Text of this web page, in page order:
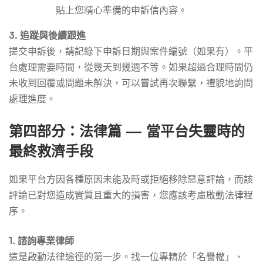
貼上您精心準備的申訴信內容。
3. 追蹤與後續跟進
提交申訴後，請記錄下申訴日期與案件編號（如果有）。平
台處理需要時間，從幾天到幾週不等。如果超過合理時間仍
未收到回覆或問題未解決，可以嘗試再次聯繫，禮貌地詢問
處理進度。
第四部分：法律篇 — 當平台失靈時的
最終救濟手段
如果平台方因各種原因未能及時或拒絕移除惡意評論，而該
評論已對您造成實質且重大的損害，您應該考慮啟動法律程
序。
1. 諮詢專業律師
這是啟動法律途徑的第一步。找一位專精於「名譽權」、